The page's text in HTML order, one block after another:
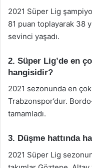
2021 Süper Lig
81 puan toplayarak 38
sevinci yaşadı.
2. Süper Lig’de en
hangisidir?
2021 sezonunda en
Trabzonspor’dur.
tamamladı.
3. Düşme hattında
2021 Süper Lig